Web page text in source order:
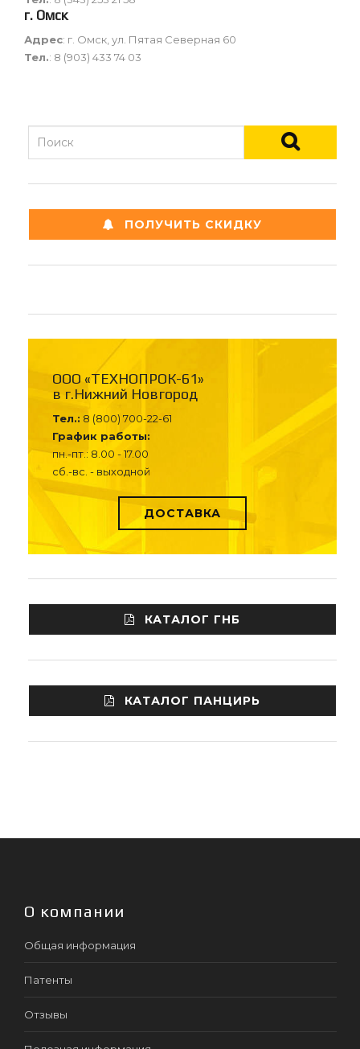
г. Омск
Адрес: г. Омск, ул. Пятая Северная 60
Тел.: 8 (903) 433 74 03
ПОЛУЧИТЬ СКИДКУ
ООО «ТЕХНОПРОК-61»
в г.Нижний Новгород
Тел.: 8 (800) 700-22-61
График работы:
пн.-пт.: 8.00 - 17.00
сб.-вс. - выходной
ДОСТАВКА
КАТАЛОГ ГНБ
КАТАЛОГ ПАНЦИРЬ
О компании
Общая информация
Патенты
Отзывы